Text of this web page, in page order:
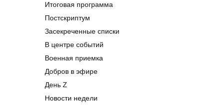
Итоговая программа
Постскриптум
Засекреченные списки
В центре событий
Военная приемка
Добров в эфире
День Z
Новости недели